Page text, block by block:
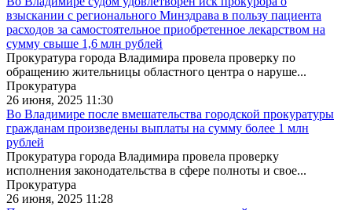
взыскании с регионального Минздрава в пользу пациента
расходов за самостоятельное приобретенное лекарством на
сумму свыше 1,6 млн рублей
Прокуратура города Владимира провела проверку по
обращению жительницы областного центра о наруше...
Прокуратура
26 июня, 2025 11:30
Во Владимире после вмешательства городской прокуратуры
гражданам произведены выплаты на сумму более 1 млн
рублей
Прокуратура города Владимира провела проверку
исполнения законодательства в сфере полноты и свое...
Прокуратура
26 июня, 2025 11:28